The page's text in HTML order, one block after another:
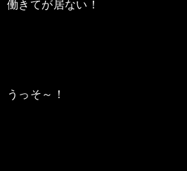
働きてが居ない！
うっそ～！